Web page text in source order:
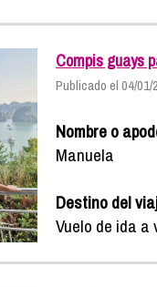
Compis guays
Publicado el 04/01/
Nombre o
Manuela
Destino del
Vuelo de ida